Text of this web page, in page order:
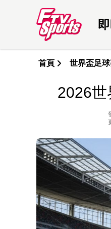
首頁 世界盃足
2026世